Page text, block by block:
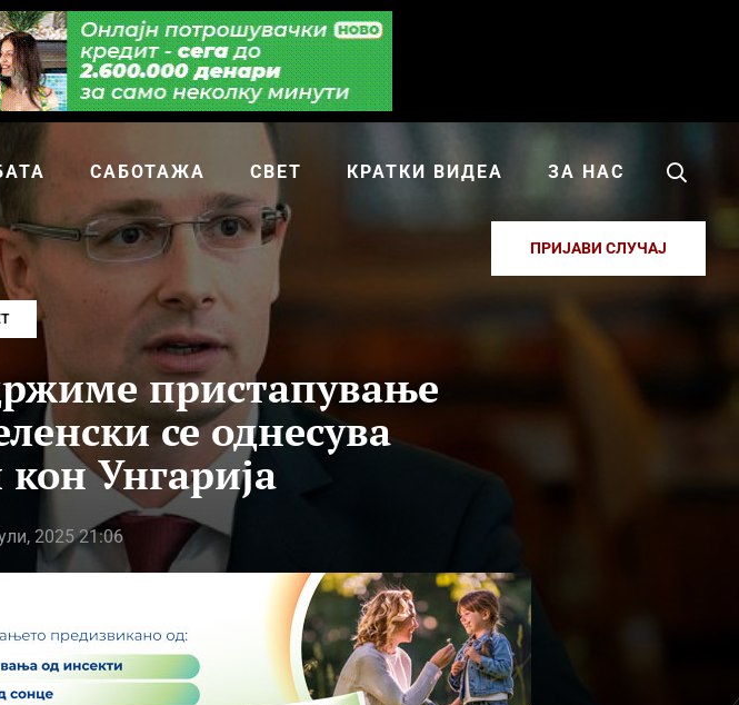
САБОТАЖА СВЕТ КРАТКИ ВИДЕА ЗА НАС
ПРИЈАВИ СЛУЧАЈ
пристапување
се однесува
Унгарија
2025 21:06